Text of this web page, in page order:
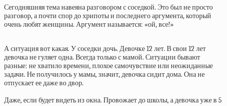
Сегодняшняя тема навеяна разговором с соседкой. Это был не просто
разговор, а почти спор до хрипоты и последнего аргумента, который
очень любят женщины. Аргумент называется: «ой, все!»
А ситуация вот какая. У соседки дочь. Девочке 12 лет. В свои 12 лет
девочка не гуляет одна. Всегда только с мамой. Ситуации бывают
разные: не хватило времени, плохое самочувствие или неожиданные
задачи. Не получилось у мамы, значит, девочка сидит дома. Она не
отпускает ее даже во двор.
Даже, если будет видеть из окна. Провожает до школы, а девочка уже в 5